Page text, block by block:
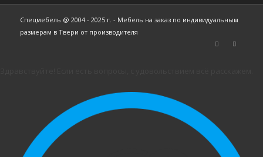
Спецмебель @ 2004 - 2025 г. - Мебель на заказ по индивидуальным
размерам в Твери от производителя